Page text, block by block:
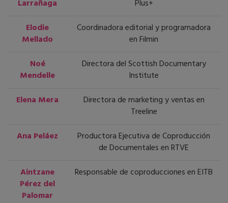
Larrañaga
Plus+
Elodie
Mellado
Coordinadora editorial y programadora
en Filmin
Noé
Mendelle
Directora del Scottish Documentary
Institute
Elena Mera
Directora de marketing y ventas en
Treeline
Ana Peláez
Productora Ejecutiva de Coproducción
de Documentales en RTVE
Aintzane
Pérez del
Palomar
Responsable de coproducciones en EITB